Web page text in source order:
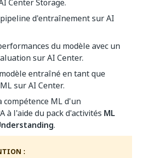
d'entraînement sur AI
du modèle avec un
sur AI Center.
entraîné en tant que
sur AI Center.
ML d'un
à l'aide du pack d'activités ML
.
: